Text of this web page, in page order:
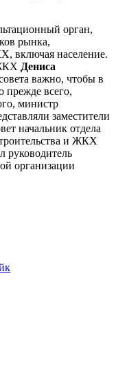
орган,
рынка,
включая население.
Дениса
важно, чтобы в
прежде всего,
министр
заместители
начальник отдела
и ЖКХ
руководитель
организации